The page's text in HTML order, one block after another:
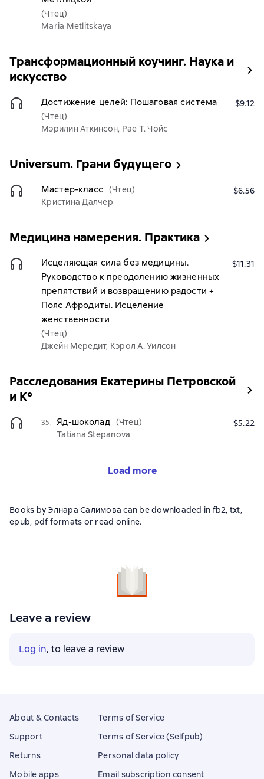
(Чтец)
Maria Metlitskaya
Трансформационный коучинг. Наука и
искусство
Достижение целей: Пошаговая система
(Чтец)
Мэрилин Аткинсон, Рае Т. Чойс
$9.12
Universum. Грани будущего
Мастер-класс (Чтец)
Кристина Далчер
$6.56
Медицина намерения. Практика
Исцеляющая сила без медицины.
Руководство к преодолению жизненных
препятствий и возвращению радости +
Пояс Афродиты. Исцеление
женственности
(Чтец)
Джейн Мередит, Кэрол А. Уилсон
$11.31
Расследования Екатерины Петровской
и К°
35. Яд-шоколад (Чтец)
Tatiana Stepanova
$5.22
Load more
Books by Элнара Салимова can be downloaded in fb2, txt,
epub, pdf formats or read online.
Leave a review
Log in, to leave a review
About & Contacts
Support
Returns
Mobile apps
Terms of Service
Terms of Service (Selfpub)
Personal data policy
Email subscription consent